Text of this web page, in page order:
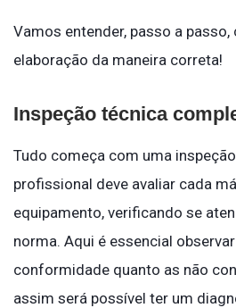
Vamos entender, passo a
elaboração da maneira correta!
Inspeção técnica
Tudo começa com uma
profissional deve avaliar cada
equipamento, verificando se
norma. Aqui é essencial
conformidade quanto as não
assim será possível ter um